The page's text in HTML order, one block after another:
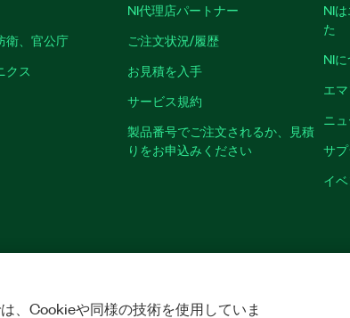
衛、官公庁
クス
NI代理店パートナー
ご注文状況/履歴
お見積を入手
サービス規約
製品番号でご注文されるか、見積
りをお申込みください
NI
た
NI
エ
ニ
サ
イ
クッキーを管理する ©NATIONAL INSTRUMENTS CORP. ALL
、Cookieや同様の技術を使用していま